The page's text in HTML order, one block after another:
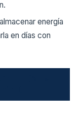
energía
en días con